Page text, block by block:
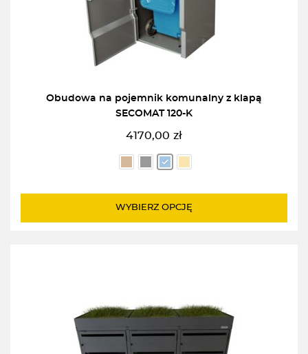
Obudowa na pojemnik komunalny z klapą
SECOMAT 120-K
4170,00 zł
WYBIERZ OPCJĘ